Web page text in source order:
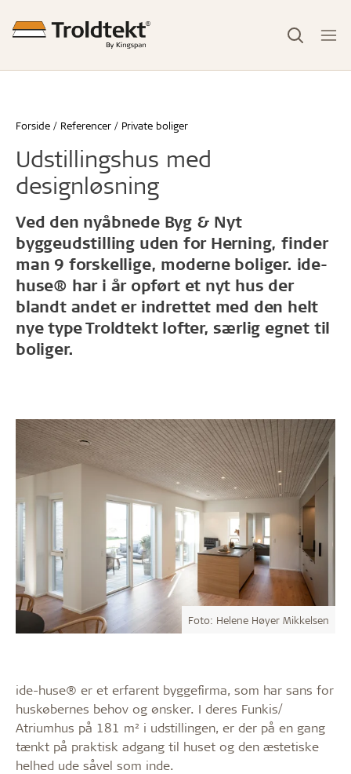
Forside Referencer Private boliger
Udstillingshus med
designløsning
Ved den nyåbnede Byg & Nyt
byggeudstilling uden for Herning, finder
man 9 forskellige, moderne boliger. ide-
huse® har i år opført et nyt hus der
blandt andet er indrettet med den helt
nye type Troldtekt lofter, særlig egnet til
boliger.
Foto: Helene Høyer Mikkelsen
ide-huse® er et erfarent byggefirma, som har sans for
huskøbernes behov og ønsker. I deres Funkis/
Atriumhus på 181 m² i udstillingen, er der på en gang
tænkt på praktisk adgang til huset og den æstetiske
helhed ude såvel som inde.